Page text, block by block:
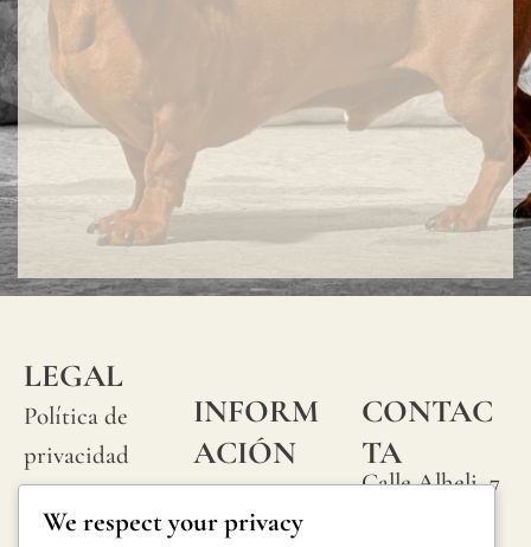
LEGAL
Política de
privacidad
Política de
INFORM
ACIÓN
Preguntas
frecuentes
CONTAC
TA
Calle Alheli, 7
We respect your privacy